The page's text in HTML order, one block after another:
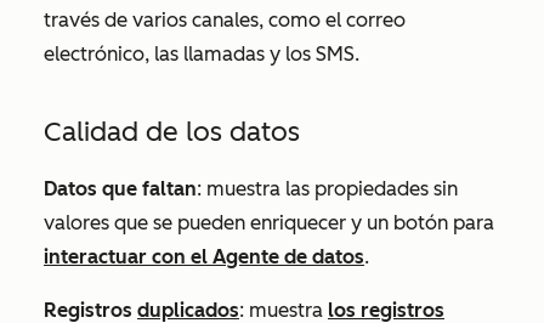
través de varios canales, como el correo
electrónico, las llamadas y los SMS.
Calidad de los datos
Datos que faltan: muestra las propiedades sin
valores que se pueden enriquecer y un botón para
interactuar con el Agente de datos.
Registros duplicados: muestra los registros